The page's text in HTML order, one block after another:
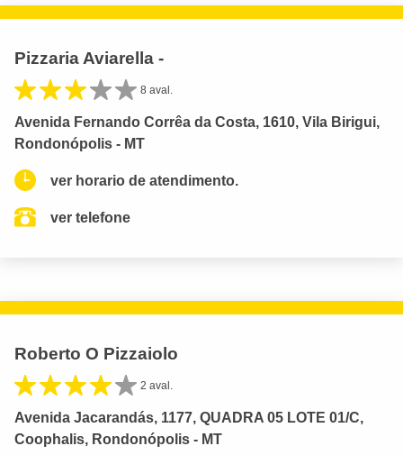
Pizzaria Aviarella -
8 aval.
Avenida Fernando Corrêa da Costa, 1610, Vila Birigui,
Rondonópolis - MT
ver horario de atendimento.
ver telefone
Roberto O Pizzaiolo
2 aval.
Avenida Jacarandás, 1177, QUADRA 05 LOTE 01/C,
Coophalis, Rondonópolis - MT